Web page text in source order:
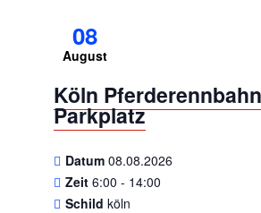
08
August
Köln Pferderennbahn
Parkplatz
Datum 08.08.2026
Zeit 6:00 - 14:00
Schild köln